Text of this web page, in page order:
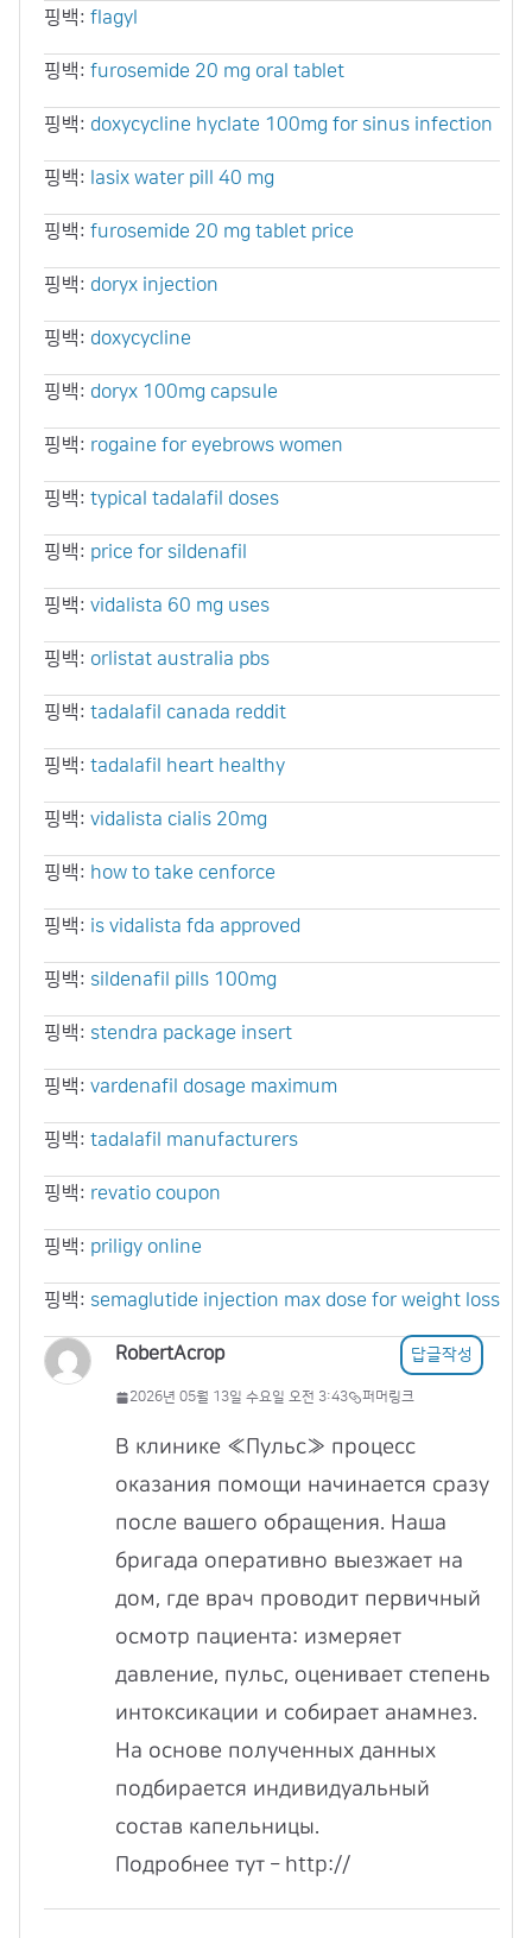
핑백: flagyl
핑백: furosemide 20 mg oral tablet
핑백: doxycycline hyclate 100mg for sinus infection
핑백: lasix water pill 40 mg
핑백: furosemide 20 mg tablet price
핑백: doryx injection
핑백: doxycycline
핑백: doryx 100mg capsule
핑백: rogaine for eyebrows women
핑백: typical tadalafil doses
핑백: price for sildenafil
핑백: vidalista 60 mg uses
핑백: orlistat australia pbs
핑백: tadalafil canada reddit
핑백: tadalafil heart healthy
핑백: vidalista cialis 20mg
핑백: how to take cenforce
핑백: is vidalista fda approved
핑백: sildenafil pills 100mg
핑백: stendra package insert
핑백: vardenafil dosage maximum
핑백: tadalafil manufacturers
핑백: revatio coupon
핑백: priligy online
핑백: semaglutide injection max dose for weight loss
RobertAcrop 답글작성
2026년 05월 13일 수요일 오전 3:43 퍼머링크
В клинике «Пульс» процесс
оказания помощи начинается сразу
после вашего обращения. Наша
бригада оперативно выезжает на
дом, где врач проводит первичный
осмотр пациента: измеряет
давление, пульс, оценивает степень
интоксикации и собирает анамнез.
На основе полученных данных
подбирается индивидуальный
состав капельницы.
Подробнее тут – http://